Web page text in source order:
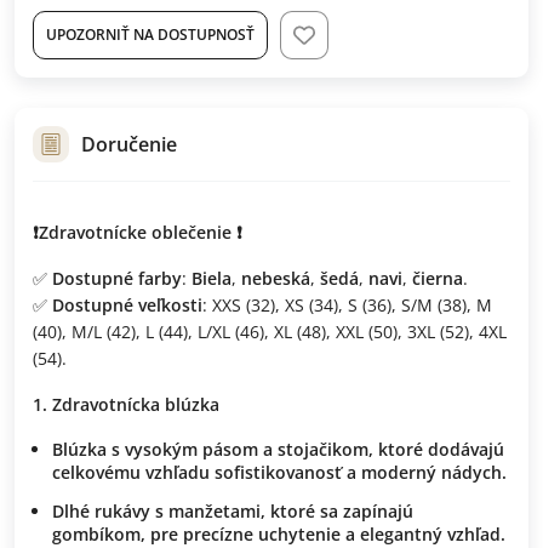
UPOZORNIŤ NA DOSTUPNOSŤ
Doručenie
❗Zdravotnícke oblečenie ❗
✅ Dostupné farby: Biela, nebeská, šedá, navi, čierna.
✅ Dostupné veľkosti: XXS (32), XS (34), S (36), S/M (38), M
(40), M/L (42), L (44), L/XL (46), XL (48), XXL (50), 3XL (52), 4XL
(54).
1. Zdravotnícka blúzka
Blúzka s vysokým pásom a stojačikom, ktoré dodávajú
celkovému vzhľadu sofistikovanosťa moderný nádych.
Dlhé rukávy s manžetami, ktoré sa zapínajú
gombíkom, pre precízne uchytenie a elegantný vzhľad.